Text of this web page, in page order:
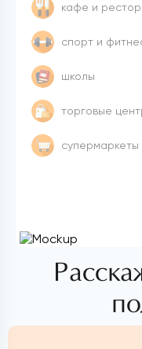
кафе и
спорт и
школы
торговые
супермаркеты